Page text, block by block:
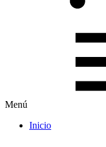
Menú
Inicio